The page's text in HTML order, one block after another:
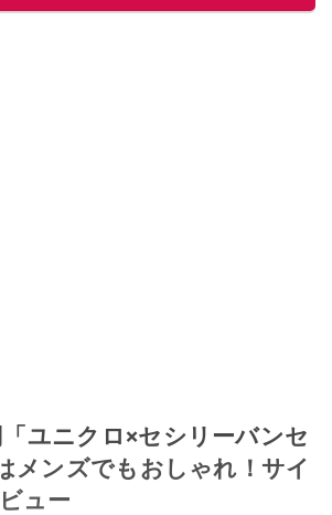
ユニクロ×セシリーバンセ
メンズでもおしゃれ！サイ
ュー